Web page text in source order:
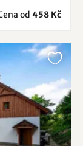
od 458 Kč